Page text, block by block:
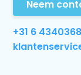
Neem
+31 6